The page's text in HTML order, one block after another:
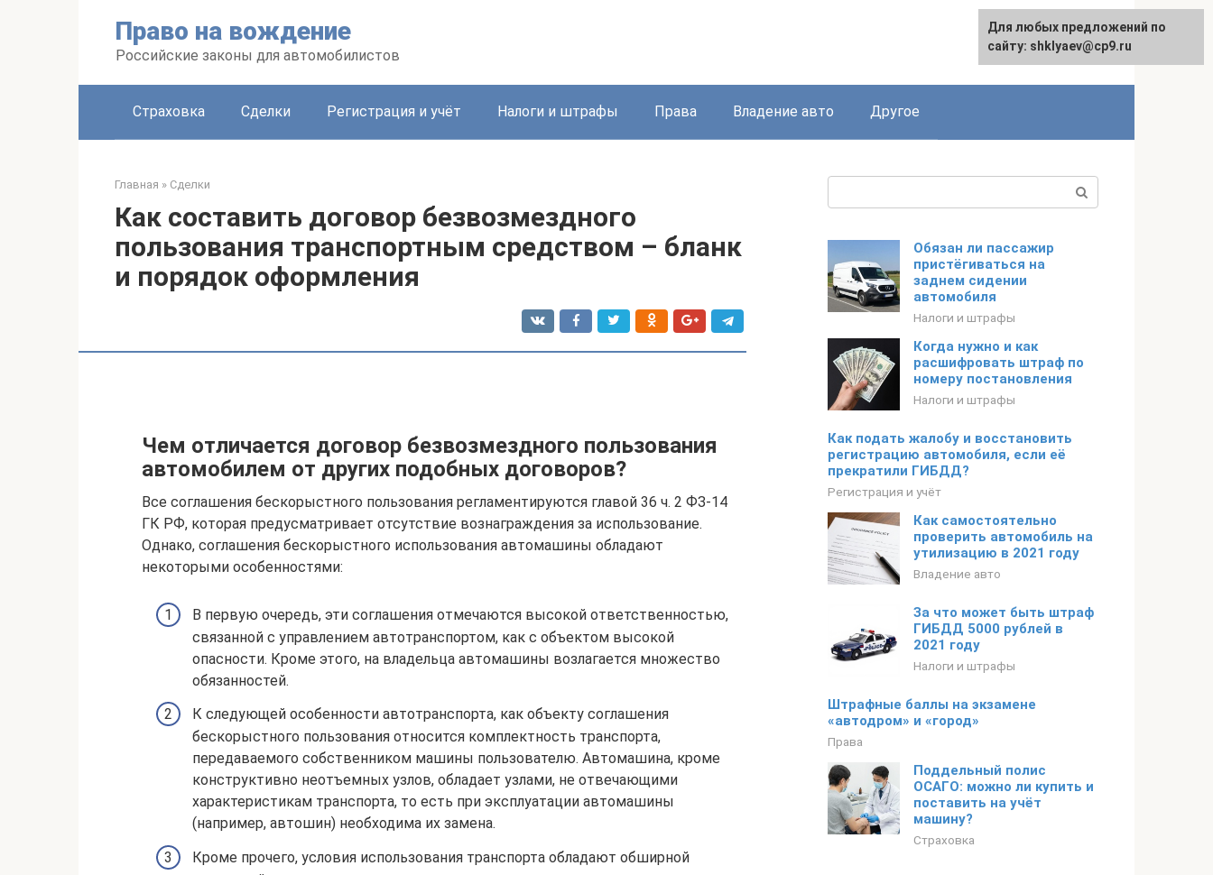
Право на вождение
Российские законы для автомобилистов
Страховка Сделки Регистрация и учёт Налоги и штрафы Права Владение авто Другое
Главная » Сделки
Как составить договор безвозмездного
пользования транспортным средством – бланк
и порядок оформления
Чем отличается договор безвозмездного пользования
автомобилем от других подобных договоров?
Все соглашения бескорыстного пользования регламентируются главой 36 ч. 2 ФЗ-14
ГК РФ, которая предусматривает отсутствие вознаграждения за использование.
Однако, соглашения бескорыстного использования автомашины обладают
некоторыми особенностями:
В первую очередь, эти соглашения отмечаются высокой ответственностью,
связанной с управлением автотранспортом, как с объектом высокой
опасности. Кроме этого, на владельца автомашины возлагается множество
обязанностей.
К следующей особенности автотранспорта, как объекту соглашения
бескорыстного пользования относится комплектность транспорта,
передаваемого собственником машины пользователю. Автомашина, кроме
конструктивно неотъемных узлов, обладает узлами, не отвечающими
характеристикам транспорта, то есть при эксплуатации автомашины
(например, автошин) необходима их замена.
Кроме прочего, условия использования транспорта обладают обширной
Обязан ли пассажир
пристёгиваться на
заднем сидении
автомобиля
Налоги и штрафы
Когда нужно и как
расшифровать штраф по
номеру постановления
Налоги и штрафы
Как подать жалобу и восстановить
регистрацию автомобиля, если её
прекратили ГИБДД?
Регистрация и учёт
Как самостоятельно
проверить автомобиль на
утилизацию в 2021 году
Владение авто
За что может быть штраф
ГИБДД 5000 рублей в
2021 году
Налоги и штрафы
Штрафные баллы на экзамене
«автодром» и «город»
Права
Поддельный полис
ОСАГО: можно ли купить и
поставить на учёт
машину?
Страховка
Для любых предложений по
сайту: shklyaev@cp9.ru